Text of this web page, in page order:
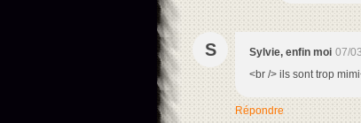
S Sylvie, enfin moi 07/
<br /> ils sont trop
Répondre